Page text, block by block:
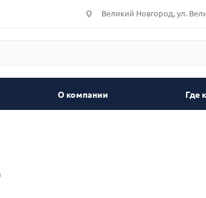
Великий Новгород, ул.
О компании Где